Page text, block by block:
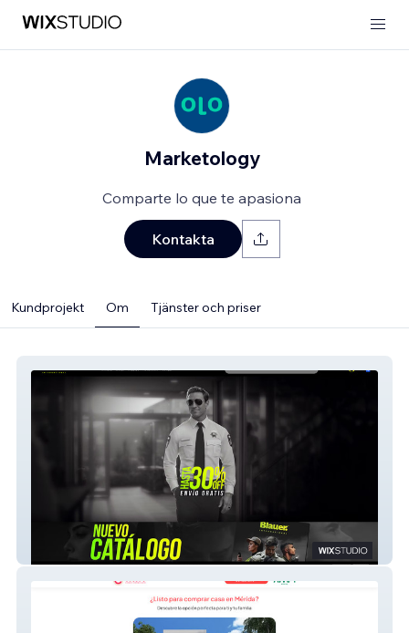
Marketology
Comparte lo que te apasiona
Kontakta
Kundprojekt Om Tjänster och priser
Blauer Internacional